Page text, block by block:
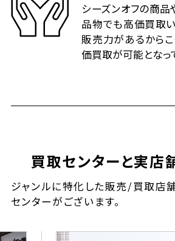
シーズンオフの商
品物でも高価買取
販売力があるから
価買取が可能となっ
買取センターと実店
ジャンルに特化した販売/買取店
センターがございます。